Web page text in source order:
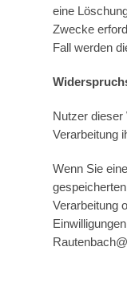
eine
Zwecke
Fall werden
Nutzer
Verarbeitung
Wenn Sie
Verarbeitung